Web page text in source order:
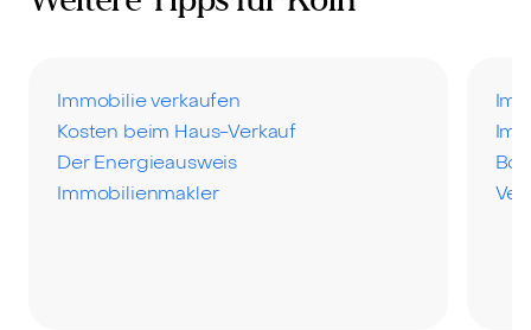
Immobilie verkaufen
Kosten beim Haus-Verkauf
Der Energieausweis
Immobilienmakler